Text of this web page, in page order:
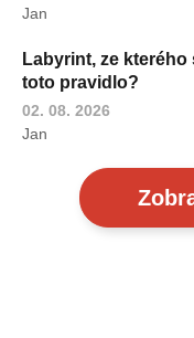
Jan
Labyrint, ze
toto pravidlo?
02. 08. 2026
Jan